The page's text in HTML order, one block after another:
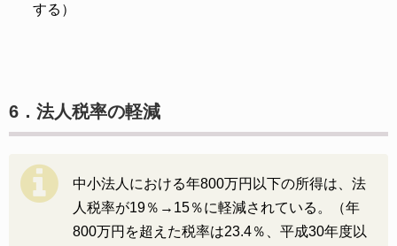
する）
6．法人税率の軽減
中小法人における年800万円以下の所得は、法
人税率が19％→15％に軽減されている。（年
800万円を超えた税率は23.4％、平成30年度以